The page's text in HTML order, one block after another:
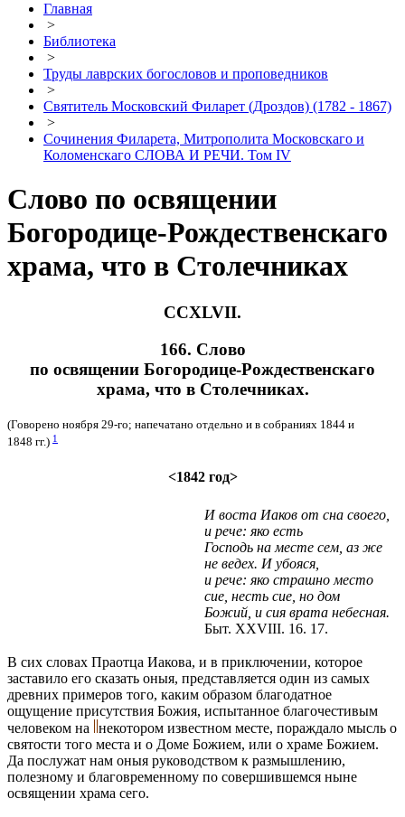
Главная
>
Библиотека
>
Труды лаврских богословов и проповедников
>
Святитель Московский Филарет (Дроздов) (1782 - 1867)
>
Сочинения Филарета, Митрополита Московскаго и
Коломенскаго СЛОВА И РЕЧИ. Том IV
Слово по освящении
Богородице-Рождественскаго
храма, что в Столечниках
CCХLVII.
166. Слово
по освящении Богородице-Рождественскаго
храма, что в Столечниках.
(Говорено ноября 29-го; напечатано отдельно и в собраниях 1844 и
1848 гг.) 1
<1842 год>
И воста Иаков от сна своего,
и рече: яко есть
Господь на месте сем, аз же
не ведех. И убояся,
и рече: яко страшно место
cиe, несть cиe, но дом
Божий, и сия врата небесная.
Быт. XXVIII. 16. 17.
В сих словах Праотца Иакова, и в приключении, которое
заставило его сказать оныя, представляется один из самых
древних примеров того, каким образом благодатное
ощущение присутствия Божия, испытанное благочестивым
человеком на
некотором известном месте, пораждало мысль о
святости того места и о Доме Божием, или о храме Божием.
Да послужат нам оныя руководством к размышлению,
полезному и благовременному по совершившемся ныне
освящении храма сего.